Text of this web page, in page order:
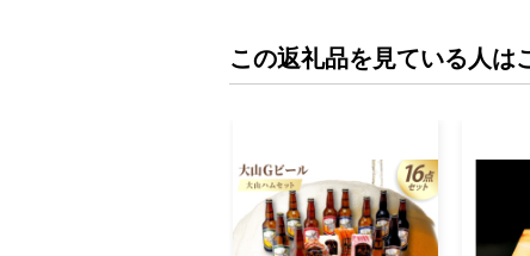
この返礼品を見ている人は